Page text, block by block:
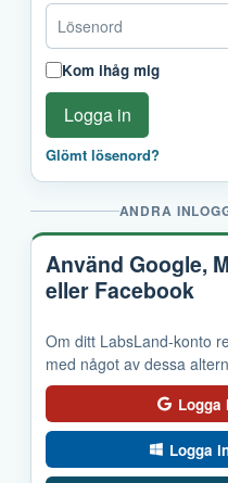
Kom ihåg mig
Logga in
Glömt lösenord?
ANDRA
Använd Google,
eller Facebook
Om ditt LabsLand-konto
med något av dessa
Logga
Logga